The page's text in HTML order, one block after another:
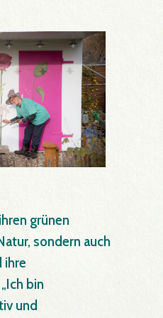
grünen
sondern auch
ihre
bin
und